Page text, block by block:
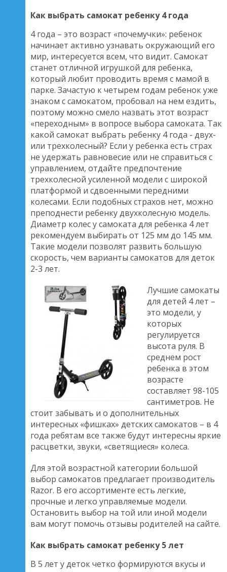
Как выбрать самокат ребенку 4 года
4 года – это возраст «почемучки»: ребенок
начинает активно узнавать окружающий его
мир, интересуется всем, что видит. Самокат
станет отличной игрушкой для ребенка,
который любит проводить время с мамой в
парке. Зачастую к четырем годам ребенок уже
знаком с самокатом, пробовал на нем ездить,
поэтому можно смело назвать этот возраст
«переходным» в вопросе выбора самоката. Так
какой самокат выбрать ребенку 4 года - двух-
или трехколесный? Если у ребенка есть страх
не удержать равновесие или не справиться с
управлением, отдайте предпочтение
трехколесной усиленной модели с широкой
платформой и сдвоенными передними
колесами. Если подобных страхов нет, можно
преподнести ребенку двухколесную модель.
Диаметр колес у самоката для ребенка 4 лет
рекомендуем выбирать от 125 мм до 145 мм.
Такие модели позволят развить большую
скорость, чем варианты самокатов для деток
2-3 лет.
Лучшие самокаты
для детей 4 лет –
это модели, у
которых
регулируется
высота руля. В
среднем рост
ребенка в этом
возрасте
составляет 98-105
сантиметров. Не
стоит забывать и о дополнительных
интересных «фишках» детских самокатов – в 4
года ребятам все также будут интересны яркие
расцветки, звуки, «светящиеся» колеса.
Для этой возрастной категории большой
выбор самокатов предлагает производитель
Razor. В его ассортименте есть легкие,
прочные и легко управляемые модели.
Остановить выбор на той или иной модели
вам могут помочь отзывы родителей на сайте.
Как выбрать самокат ребенку 5 лет
В 5 лет у деток четко формируются вкусы и